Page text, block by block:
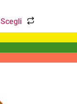
Scegli